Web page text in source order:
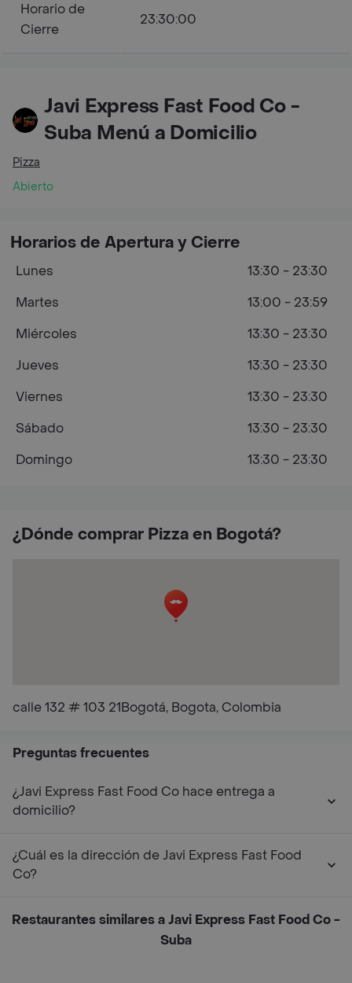
Horario de
Cierre
23:30:00
Javi Express Fast Food Co -
Suba Menú a Domicilio
Pizza
Abierto
¿Dónde comprar Pizza en Bogotá?
calle 132 # 103 21Bogotá, Bogota, Colombia
Horarios de Apertura y Cierre
Lunes
13:30 - 23:30
Martes
13:00 - 23:59
Miércoles
13:30 - 23:30
Jueves
13:30 - 23:30
Viernes
13:30 - 23:30
Sábado
13:30 - 23:30
Domingo
13:30 - 23:30
Preguntas frecuentes
¿Javi Express Fast Food Co hace entrega a
domicilio?
¿Cuál es la dirección de Javi Express Fast Food
Co?
Restaurantes similares a Javi Express Fast Food Co -
Suba